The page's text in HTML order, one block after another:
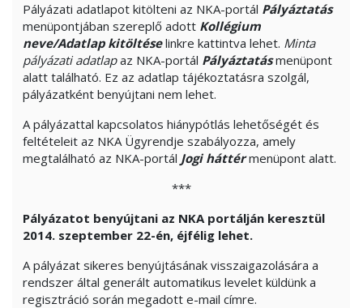
Pályázati adatlapot kitölteni az NKA-portál Pályáztatás
menüpontjában szereplő adott Kollégium
neve/Adatlap kitöltéselinkre kattintva lehet. Minta
pályázati adatlapaz NKA-portál Pályáztatásmenüpont
alatt található. Ez az adatlap tájékoztatásra szolgál,
pályázatként benyújtani nem lehet.
A pályázattal kapcsolatos hiánypótlás lehetőségét és
feltételeit az NKA Ügyrendje szabályozza, amely
megtalálható az NKA-portál Jogi háttérmenüpont alatt.
***
Pályázatot benyújtani az NKA portálján keresztül
2014. szeptember 22-én, éjfélig lehet.
A pályázat sikeres benyújtásának visszaigazolására a
rendszer által generált automatikus levelet küldünk a
regisztráció során megadott e-mail címre.